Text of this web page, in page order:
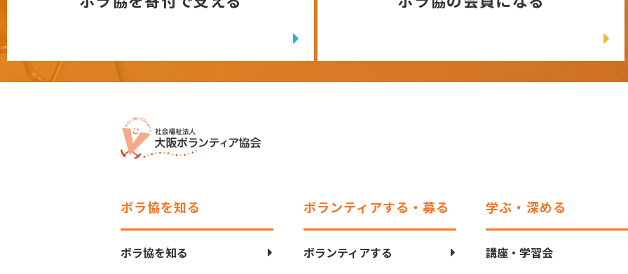
ボラ協を知る
ボラ協を知る
ボランティアする・募る
ボランティアする
学ぶ・深める
講座・学習会